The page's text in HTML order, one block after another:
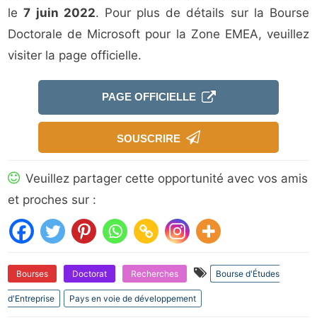
le7 juin 2022. Pour plus de détails sur la Bourse
Doctorale de Microsoft pour la Zone EMEA, veuillez
visiter la page officielle.
PAGE OFFICIELLE
SOUSCRIRE
Veuillez partager cette opportunité avec vos amis
et proches sur :
Bourses Doctorat Recherches Bourse d'Études
d'Entreprise Pays en voie de développement